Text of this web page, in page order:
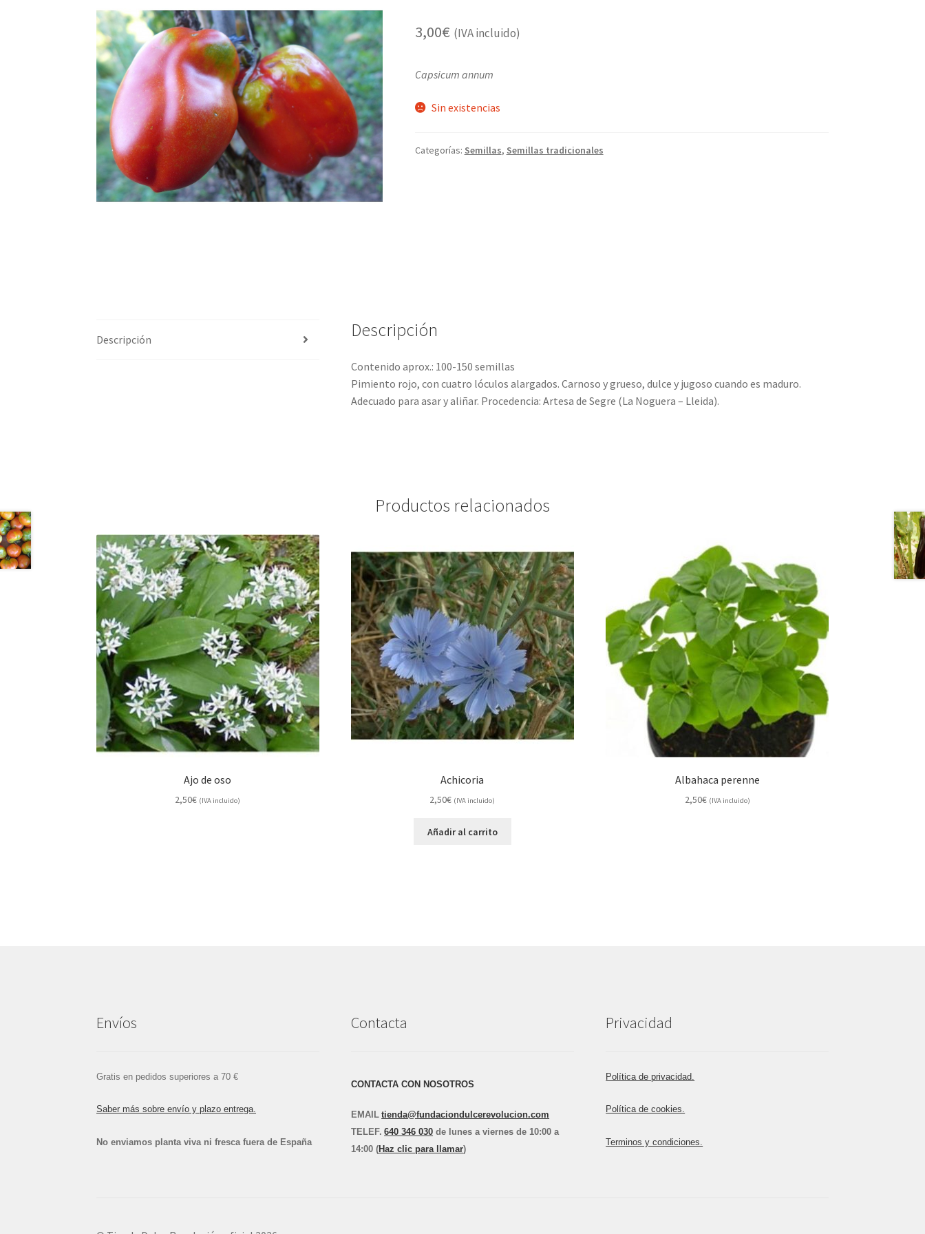
3,00€ (IVA incluido)
Capsicum annum
Sin existencias
Categorías: Semillas, Semillas tradicionales
Descripción Descripción
Contenido aprox.: 100-150 semillas
Pimiento rojo, con cuatro lóculos alargados. Carnoso y grueso, dulce y jugoso cuando es maduro.
Adecuado para asar y aliñar. Procedencia: Artesa de Segre (La Noguera – Lleida).
Productos relacionados
Ajo de oso
2,50€ (IVA incluido)
Achicoria
2,50€ (IVA incluido)
Añadir al carrito
Albahaca perenne
2,50€ (IVA incluido)
Envíos
Gratis en pedidos superiores a 70 €
Saber más sobre envío y plazo entrega.
No enviamos planta viva ni fresca fuera de España
Contacta
CONTACTA CON NOSOTROS
EMAIL tienda@fundaciondulcerevolucion.com
TELEF. 640 346 030 de lunes a viernes de 10:00 a
14:00 (Haz clic para llamar)
Privacidad
Política de privacidad.
Política de cookies.
Terminos y condiciones.